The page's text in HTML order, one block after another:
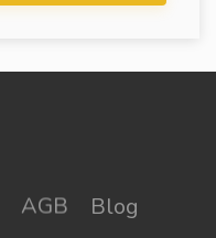
AGB
Blog